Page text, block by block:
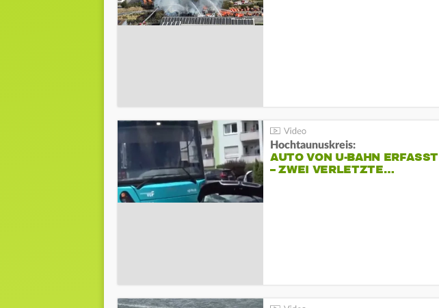
Hochtaunuskreis:
AUTO VON U-BAHN ERFASST
– ZWEI VERLETZTE…